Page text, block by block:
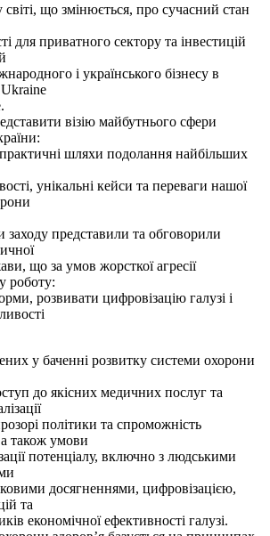
що змінюється, про сучасний стан
для приватного сектору та інвестицій
і українського бізнесу в
візію майбутнього сфери
практичні шляхи подолання найбільших
унікальні кейси та переваги нашої
заходу представили та обговорили
що за умов жорсткої агресії
роботу:
розвивати цифровізацію галузі і
у баченні розвитку системи охорони
до якісних медичних послуг та
політики та спроможність
а також умови
потенціалу, включно з людськими
досягненнями, цифровізацією,
та
економічної ефективності галузі.